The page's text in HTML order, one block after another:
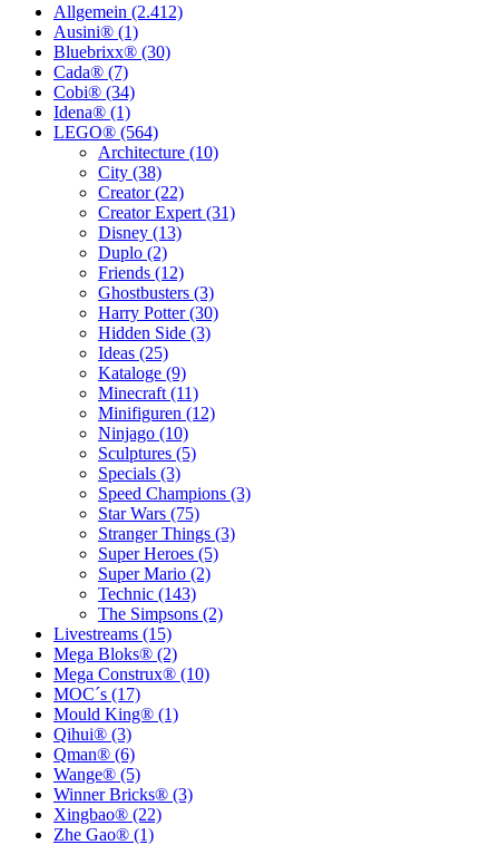
Allgemein (2.412)
Ausini® (1)
Bluebrixx® (30)
Cada® (7)
Cobi® (34)
Idena® (1)
LEGO® (564)
Architecture (10)
City (38)
Creator (22)
Creator Expert (31)
Disney (13)
Duplo (2)
Friends (12)
Ghostbusters (3)
Harry Potter (30)
Hidden Side (3)
Ideas (25)
Kataloge (9)
Minecraft (11)
Minifiguren (12)
Ninjago (10)
Sculptures (5)
Specials (3)
Speed Champions (3)
Star Wars (75)
Stranger Things (3)
Super Heroes (5)
Super Mario (2)
Technic (143)
The Simpsons (2)
Livestreams (15)
Mega Bloks® (2)
Mega Construx® (10)
MOC´s (17)
Mould King® (1)
Qihui® (3)
Qman® (6)
Wange® (5)
Winner Bricks® (3)
Xingbao® (22)
Zhe Gao® (1)